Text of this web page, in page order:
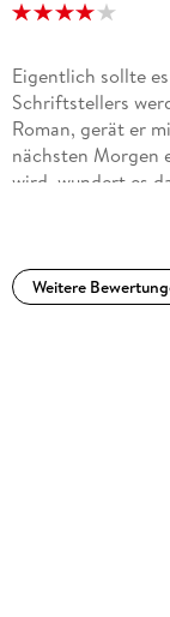
Eigentlich sollte
Schriftstellers
Roman, gerät er
nächsten Morgen
wird, wundert es
Schnee. Also
Weitere